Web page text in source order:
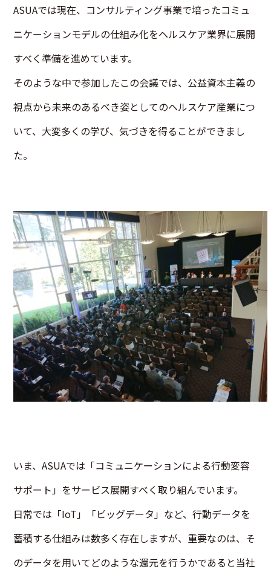
ASUAでは現在、コンサルティング事業で培ったコミュ
ニケーションモデルの仕組み化をヘルスケア業界に展開
すべく準備を進めています。
そのような中で参加したこの会議では、公益資本主義の
視点から未来のあるべき姿としてのヘルスケア産業につ
いて、大変多くの学び、気づきを得ることができまし
た。
いま、ASUAでは「コミュニケーションによる行動変容
サポート」をサービス展開すべく取り組んでいます。
日常では「IoT」「ビッグデータ」など、行動データを
蓄積する仕組みは数多く存在しますが、重要なのは、そ
のデータを用いてどのような還元を行うかであると当社